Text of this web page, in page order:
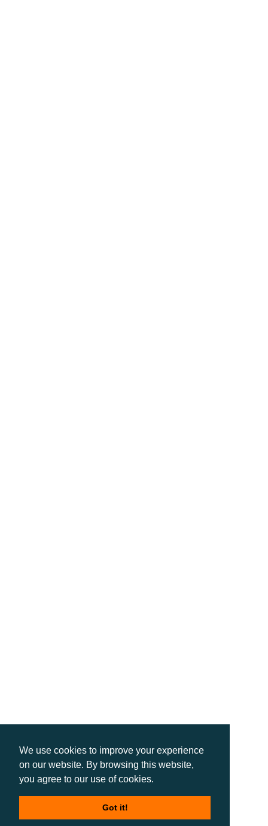
We use cookies to improve your experience
on our website. By browsing this website,
you agree to our use of cookies.
Got it!